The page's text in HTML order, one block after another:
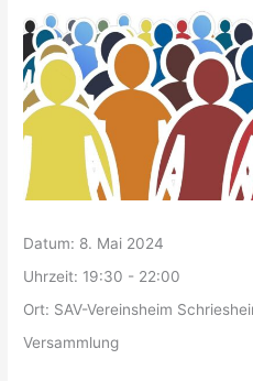
Datum: 8. Mai 2024
Uhrzeit: 19:30 - 22:00
Ort: SAV-Vereinsheim
Versammlung